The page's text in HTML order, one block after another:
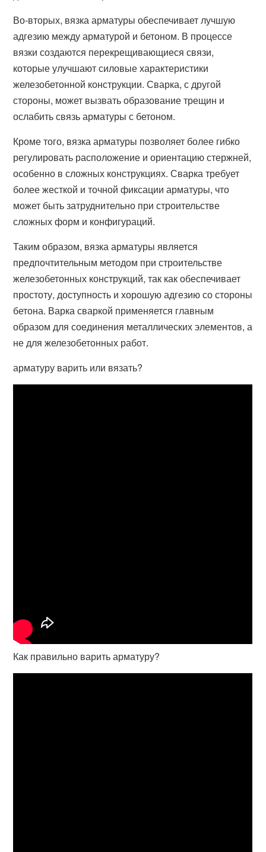
Во-вторых, вязка арматуры обеспечивает лучшую
адгезию между арматурой и бетоном. В процессе
вязки создаются перекрещивающиеся связи,
которые улучшают силовые характеристики
железобетонной конструкции. Сварка, с другой
стороны, может вызвать образование трещин и
ослабить связь арматуры с бетоном.
Кроме того, вязка арматуры позволяет более гибко
регулировать расположение и ориентацию стержней,
особенно в сложных конструкциях. Сварка требует
более жесткой и точной фиксации арматуры, что
может быть затруднительно при строительстве
сложных форм и конфигураций.
Таким образом, вязка арматуры является
предпочтительным методом при строительстве
железобетонных конструкций, так как обеспечивает
простоту, доступность и хорошую адгезию со стороны
бетона. Варка сваркой применяется главным
образом для соединения металлических элементов, а
не для железобетонных работ.
арматуру варить или вязать?
Как правильно варить арматуру?